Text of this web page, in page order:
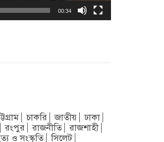
00:34
চাকরি জাতীয়
ঢাকা
রংপুর রাজনীতি
রাজশাহী
ও সংস্কৃতি
সিলেট